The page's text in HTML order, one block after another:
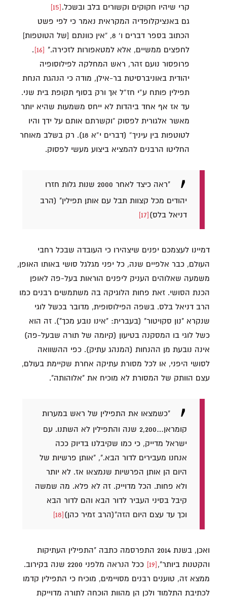
קרי שיהיו חקוקים וקשורים בלב ובשכל.[15]
גם באנציקלופדיה המקראית נאמר כי לפי פשט
הכתוב בספר דברים ו’ 8, “אין כוונתם [של הטוטפות]
לחפצים ממשיים, אלא למטאפורות לזכירה." [16]
.
פרופסור נועם זהר, ראש המחלקה לפילוסופיה
יהודית באוניברסיטת בר-אילן, מודה כי הנהגת הנחת
תפילין פותח ע”י חז”ל אך ורק בסוף תקופת בית שני.
עד אז אף אחד ביהדות לא ייחס משמעות שהיא יותר
מאשר אלגורית לפסוק “וקשרתם אותם על ידך והיו
לטוטפות בין עיניך” (דברים י”א 18). רק בשלב מאוחר
החליטו הרבנים להמציא ביצוע מעשי לפסוק.
"ראה כיצד לאחר 2000 שנות גלות חזרו
יהודים מכל קצוות תבל עם אותן תפילין" (הרב
דניאל בלס)[17]
דמיינו לעצמכם יפנים שיצהירו כי העובדה שבכל רחבי
העולם, כבר אלפיים שנה, כל יפני מגלגל סושי באותו האופן,
משמעה שאלוהים העניק ליפנים הוראות בעל-פה לאופן
הכנת הסושי. זאת פחות הלוגיקה בה משתמשים רבנים כמו
הרב דניאל בלס. בשפה הפילוסופית, מדובר בכשל לוגי
שנקרא "נון סקויטור" (בעברית: "אינו נובע מכך"). זה הוא
כשל לוגי בו המסקנה בטיעון (קיומה של תורה שבעל-פה)
אינה נובעת מן ההנחות (המנהג עתיק). כפי ההשוואה
לסושי היפני, או לכל מסורת עתיקה אחרת שקיימת בעולם,
עצם הוותק של המסורת לא מוכיח את "אלוהותה".
"כשמצאו את התפילין של ראש במערות
קומראן…2,200 שנה והתפילין לא השתנו. עם
ישראל מדייק, כי כמו שקיבלנו בדיוק ככה
אנחנו מעבירים לדור הבא.", "אותן פרשיות של
היום הן אותן הפרשיות שנמצאו אז. לא יותר
ולא פחות. הכל מדוייק. זה לא פלא. מה שמשה
קיבל בסיני העביר לדור הבא והם לדור הבא
וכך עד עצם היום הזה"(הרב זמיר כהן)[18]
ואכן, בשנת 2014 התפרסמה כתבה "התפילין העתיקות
והקטנות ביותר",[19]
ככל הנראה מלפני 2200 שנה בקירוב.
ממצא זה, טוענים רבנים מסויימים, מוכיח כי התפילין קדמו
לכתיבת התלמוד ולכן הן מהוות הוכחה לתורה מדוייקת